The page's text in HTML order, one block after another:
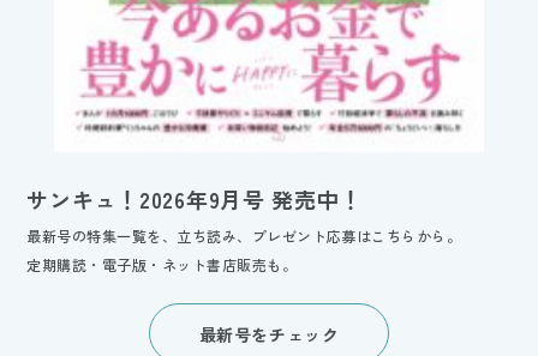
サンキュ！2026年9月号 発売中！
最新号の特集一覧を、立ち読み、プレゼント応募はこちらから。
定期購読・電子版・ネット書店販売も。
最新号をチェック